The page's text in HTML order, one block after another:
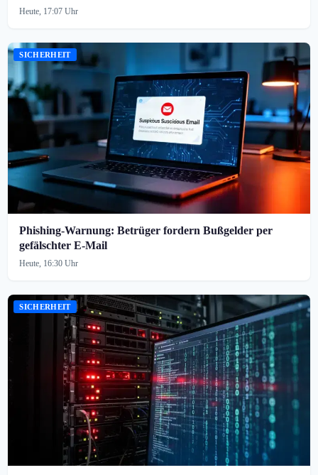
Heute, 17:07 Uhr
SICHERHEIT
Phishing-Warnung: Betrüger fordern Bußgelder per
gefälschter E-Mail
Heute, 16:30 Uhr
SICHERHEIT